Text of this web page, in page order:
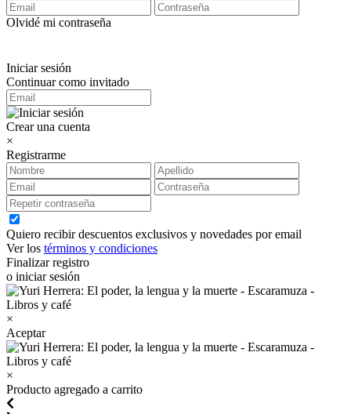
Olvidé mi contraseña
Iniciar sesión
Continuar como invitado
Crear una cuenta
×
Registrarme
Quiero recibir descuentos exclusivos y novedades por email
Ver los términos y condiciones
Finalizar registro
o iniciar sesión
×
Aceptar
×
Producto agregado a carrito